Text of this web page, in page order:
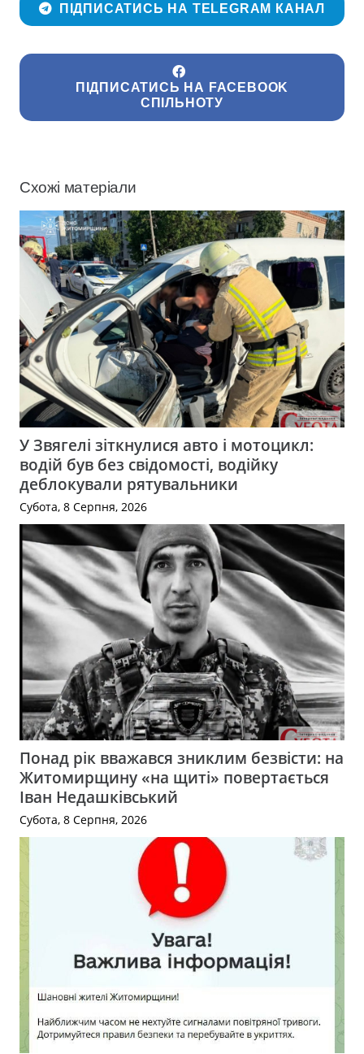
ПІДПИСАТИСЬ НА TELEGRAM КАНАЛ
ПІДПИСАТИСЬ НА FACEBOOK
СПІЛЬНОТУ
Схожі матеріали
У Звягелі зіткнулися авто і мотоцикл:
водій був без свідомості, водійку
деблокували рятувальники
Субота, 8 Серпня, 2026
Понад рік вважався зниклим безвісти: на
Житомирщину «на щиті» повертається
Іван Недашківський
Субота, 8 Серпня, 2026